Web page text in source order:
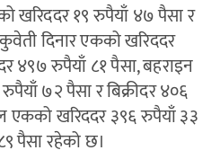
खरिददर १९ रुपैयाँ ४७ पैसा र
दिनार एकको खरिददर
४९७ रुपैयाँ ८१ पैसा, बहराइन
७२ पैसा र बिक्रीदर ४०६
एकको खरिददर ३९६ रुपैयाँ ३३
पैसा रहेको छ।